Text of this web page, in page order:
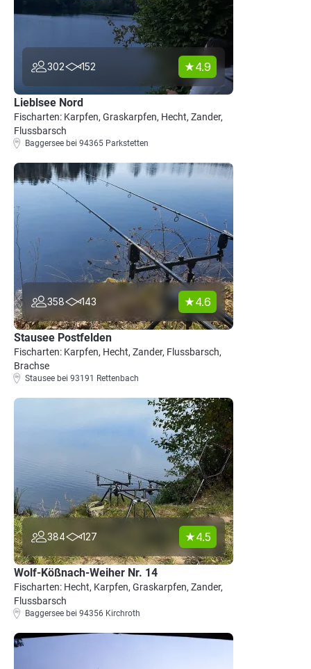
302 152 4.9
Lieblsee Nord
Fischarten: Karpfen, Graskarpfen, Hecht, Zander,
Flussbarsch
Baggersee bei 94365 Parkstetten
358 143 4.6
Stausee Postfelden
Fischarten: Karpfen, Hecht, Zander, Flussbarsch,
Brachse
Stausee bei 93191 Rettenbach
384 127 4.5
Wolf-Kößnach-Weiher Nr. 14
Fischarten: Hecht, Karpfen, Graskarpfen, Zander,
Flussbarsch
Baggersee bei 94356 Kirchroth